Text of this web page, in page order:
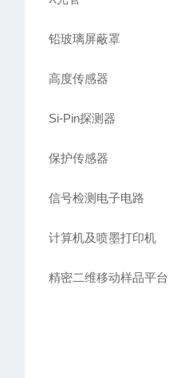
铅玻璃屏蔽罩
高度传感器
Si-Pin探测器
保护传感器
信号检测电子电路
计算机及喷墨打印机
精密二维移动样品平